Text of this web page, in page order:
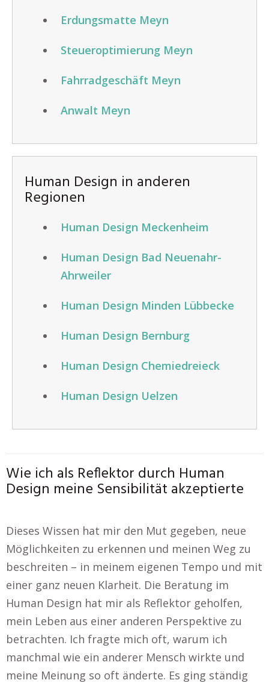
Erdungsmatte Meyn
Steueroptimierung Meyn
Fahrradgeschäft Meyn
Anwalt Meyn
Human Design in anderen
Regionen
Human Design Meckenheim
Human Design Bad Neuenahr-
Ahrweiler
Human Design Minden Lübbecke
Human Design Bernburg
Human Design Chemiedreieck
Human Design Uelzen
Wie ich als Reflektor durch Human
Design meine Sensibilität akzeptierte
Dieses Wissen hat mir den Mut gegeben, neue
Möglichkeiten zu erkennen und meinen Weg zu
beschreiten – in meinem eigenen Tempo und mit
einer ganz neuen Klarheit. Die Beratung im
Human Design hat mir als Reflektor geholfen,
mein Leben aus einer anderen Perspektive zu
betrachten. Ich fragte mich oft, warum ich
manchmal wie ein anderer Mensch wirkte und
meine Meinung so oft änderte. Es ging ständig